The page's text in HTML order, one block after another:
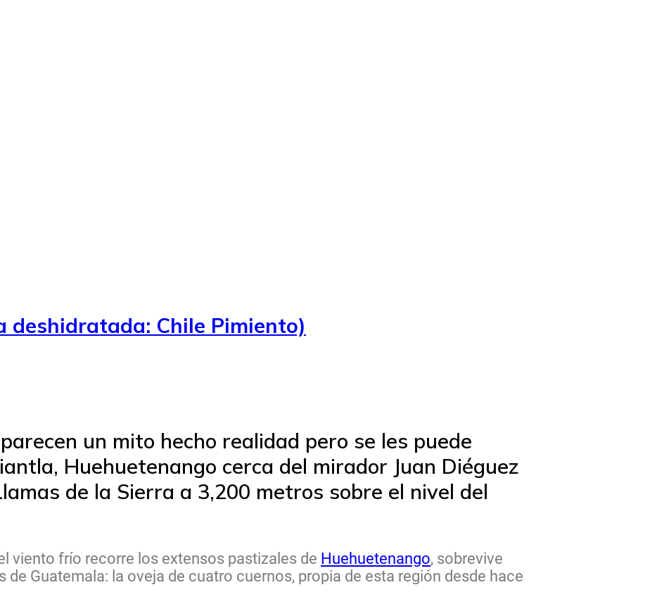
deshidratada: Chile Pimiento)
un mito hecho realidad pero se les puede
Huehuetenango cerca del mirador Juan Diéguez
de la Sierra a 3,200 metros sobre el nivel del
viento frío recorre los extensos pastizales de Huehuetenango, sobrevive
de Guatemala: la oveja de cuatro cuernos, propia de esta región desde hace